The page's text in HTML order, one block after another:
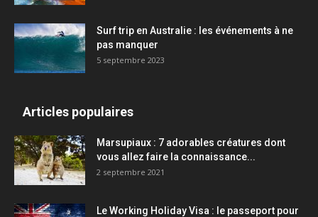
Surf trip en Australie : les événements à ne
pas manquer
5 septembre 2023
Articles populaires
Marsupiaux : 7 adorables créatures dont
vous allez faire la connaissance...
2 septembre 2021
Le Working Holiday Visa : le passeport pour